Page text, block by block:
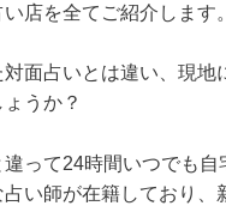
店を全てご紹介します。
面占いとは違い、現
うか？
って24時間いつでも自
い師が在籍しており